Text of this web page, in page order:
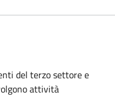
del terzo settore e
attività